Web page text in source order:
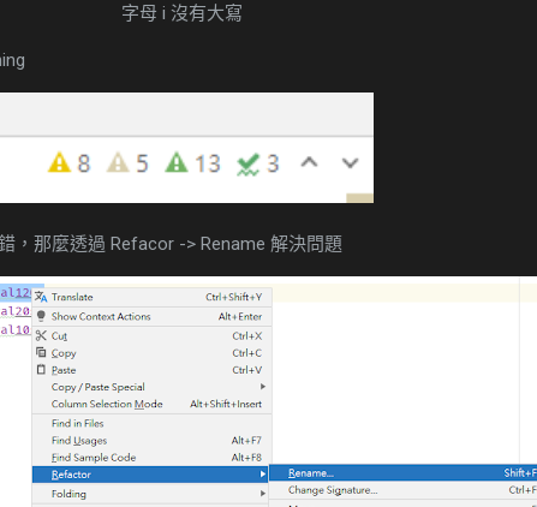
字母 i 沒有大寫
，那麼透過 Refacor -> Rename 解決問題